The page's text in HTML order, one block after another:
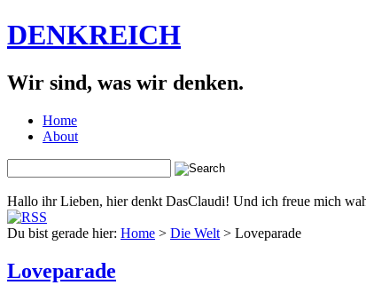
DENKREICH
Wir sind, was wir denken.
Home
About
Hallo ihr Lieben, hier denkt DasClaudi! Und ich freue mich
Du bist gerade hier: Home > Die Welt > Loveparade
Loveparade